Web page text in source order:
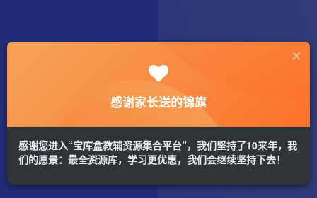
感谢家长送的锦旗
感谢您进入“宝库盒教辅资源集合平台”，我们坚持了10来年，我
们的愿景：最全资源库，学习更优惠，我们会继续坚持下去！